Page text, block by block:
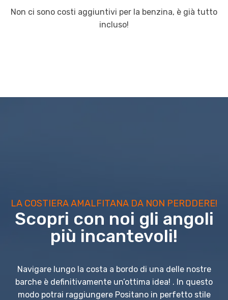
Non ci sono costi aggiuntivi per la benzina, è già tutto
incluso!
LA COSTIERA AMALFITANA DA NON PERDDERE!
Scopri con noi gli angoli
più incantevoli!
Navigare lungo la costa a bordo di una delle nostre
barche è definitivamente un’ottima idea! . In questo
modo potrai raggiungere Positano in perfetto stile